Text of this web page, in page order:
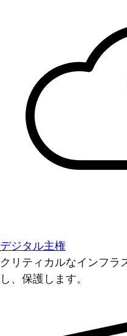
デジタル主権
クリティカルなインフラ
し、保護します。